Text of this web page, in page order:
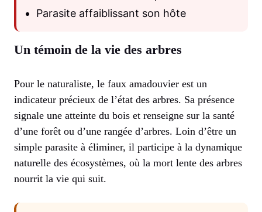
Parasite affaiblissant son hôte
Un témoin de la vie des arbres
Pour le naturaliste, le faux amadouvier est un
indicateur précieux de l’état des arbres. Sa présence
signale une atteinte du bois et renseigne sur la santé
d’une forêt ou d’une rangée d’arbres. Loin d’être un
simple parasite à éliminer, il participe à la dynamique
naturelle des écosystèmes, où la mort lente des arbres
nourrit la vie qui suit.